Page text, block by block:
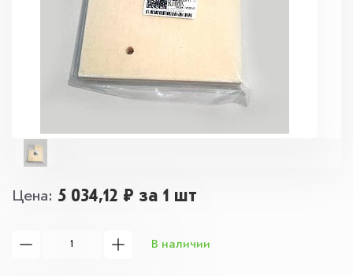
Цена 5 034,12 ₽ за 1 шт
В наличии